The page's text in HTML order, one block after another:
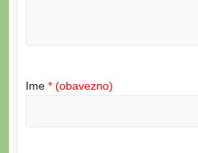
Ime * (obavezno)